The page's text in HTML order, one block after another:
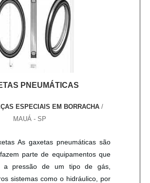
PNEUMÁTICAS
ESPECIAIS EM BORRACHA /
MAUÁ - SP
As gaxetas pneumáticas são
parte de equipamentos que
a pressão de um tipo de gás,
sistemas como o hidráulico, por